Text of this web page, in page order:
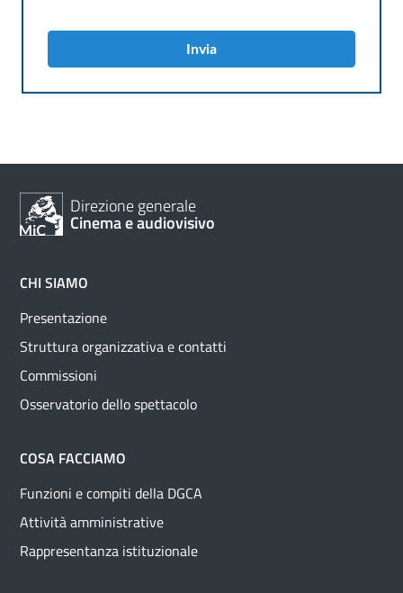
Invia
Direzione generale
Cinema e audiovisivo
CHI SIAMO
Presentazione
Struttura organizzativa e contatti
Commissioni
Osservatorio dello spettacolo
COSA FACCIAMO
Funzioni e compiti della DGCA
Attività amministrative
Rappresentanza istituzionale